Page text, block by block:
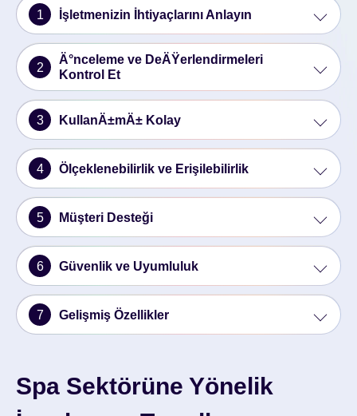
1 İşletmenizin İhtiyaçlarını Anlayın
2
Ä°nceleme ve DeÄŸerlendirmeleri
Kontrol Et
3 KullanÄ±mÄ± Kolay
4 Ölçeklenebilirlik ve Erişilebilirlik
5 Müşteri Desteği
6 Güvenlik ve Uyumluluk
7 Gelişmiş Özellikler
Spa Sektörüne Yönelik